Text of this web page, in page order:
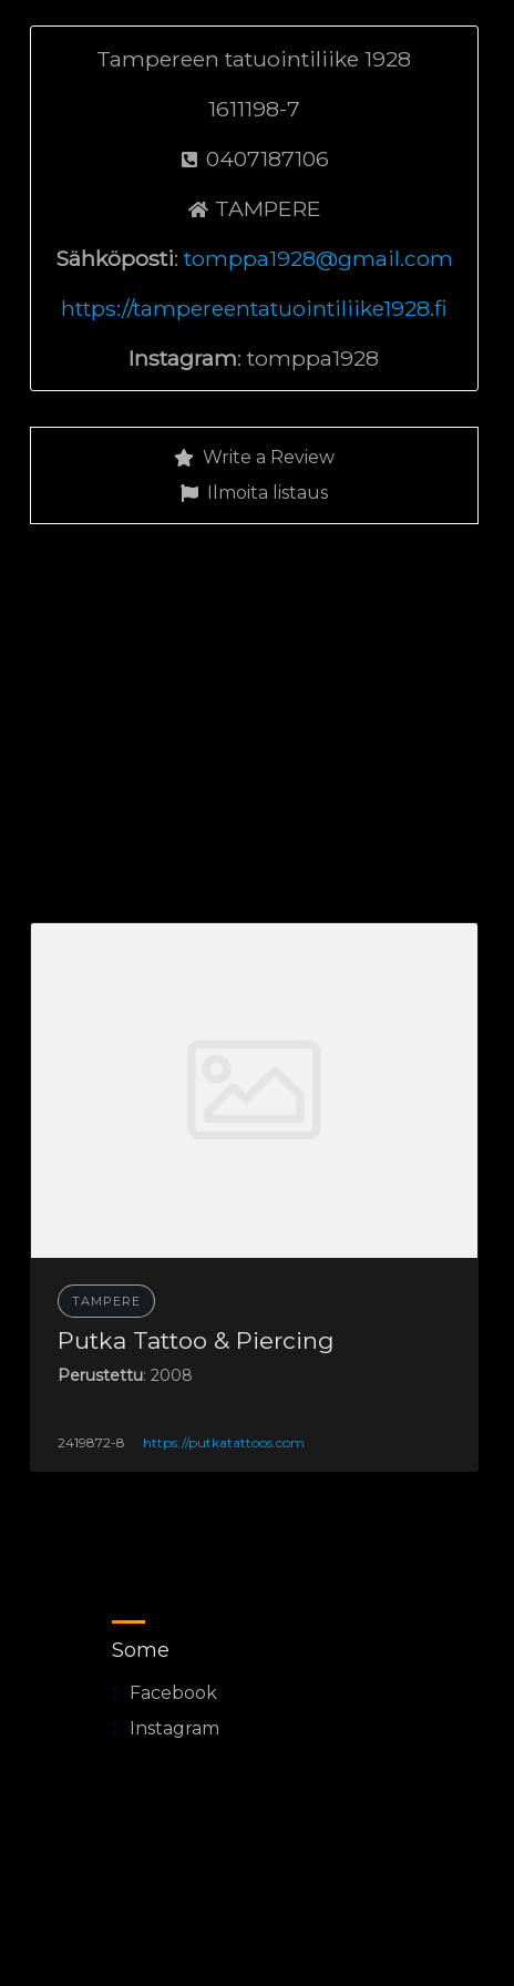
Tampereen tatuointiliike 1928
1611198-7
0407187106
TAMPERE
Sähköposti: tomppa1928@gmail.com
https://tampereentatuointiliike1928.fi
Instagram: tomppa1928
Write a Review
Ilmoita listaus
TAMPERE
Putka Tattoo & Piercing
Perustettu: 2008
2419872-8 https://putkatattoos.com
Some
Facebook
Instagram